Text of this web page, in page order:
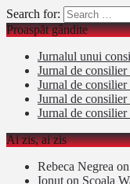
Search for:
Proaspăt gândite
Jurnalul unui
Jurnal de
Jurnal de
Jurnal de
Jurnal de
Ai zis, ai zis
Rebeca Negrea on
Ionut on Şcoala